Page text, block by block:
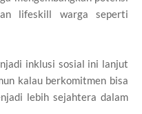
lifeskill warga seperti
inklusi sosial ini lanjut
kalau berkomitmen bisa
lebih sejahtera dalam